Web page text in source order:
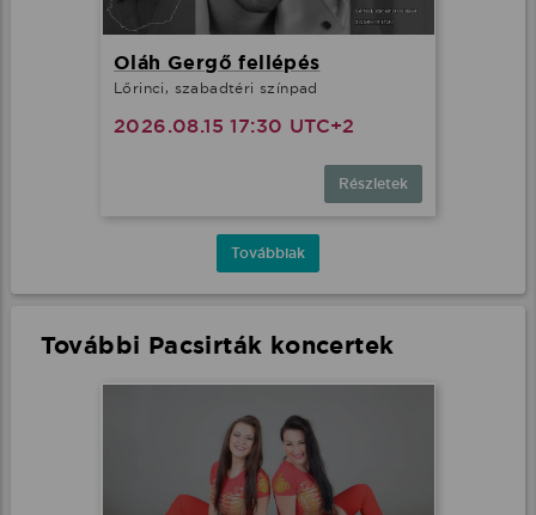
Oláh Gergő fellépés
Lőrinci, szabadtéri színpad
2026.08.15 17:30 UTC+2
Részletek
Továbbiak
További Pacsirták koncertek